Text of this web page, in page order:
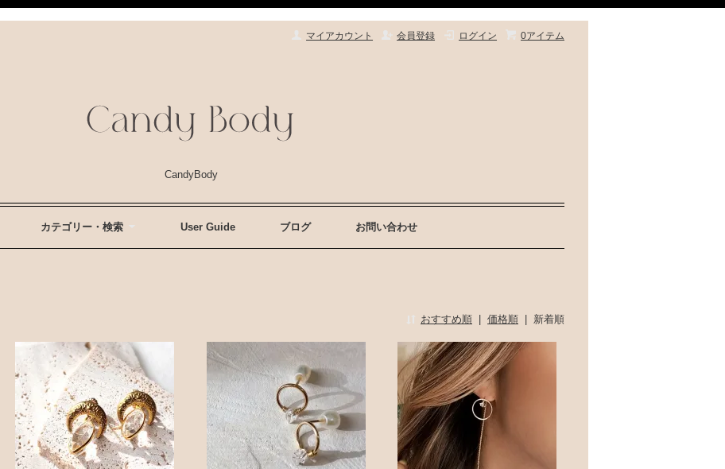
0アイテム
ログイン
会員登録
マイアカウント
CandyBody
カテゴリー・検索 User Guide ブログ お問い合わせ
おすすめ順 | 価格順 | 新着順